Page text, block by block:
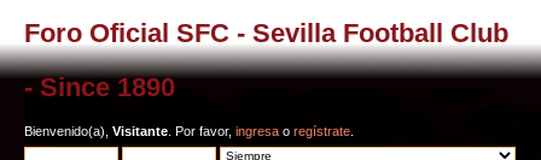
Foro Oficial SFC - Sevilla Football Club
- Since 1890
Bienvenido(a), Visitante . Por favor, ingresa o regístrate